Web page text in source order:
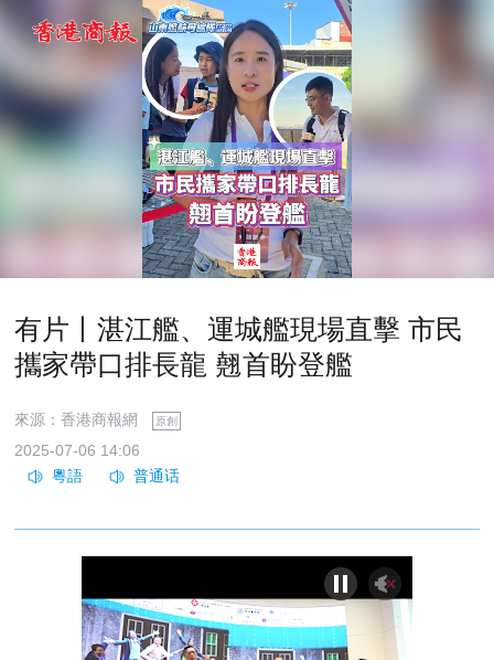
有片丨湛江艦、運城艦現場直擊 市民
攜家帶口排長龍 翹首盼登艦
來源：香港商報網 原創
2025-07-06 14:06